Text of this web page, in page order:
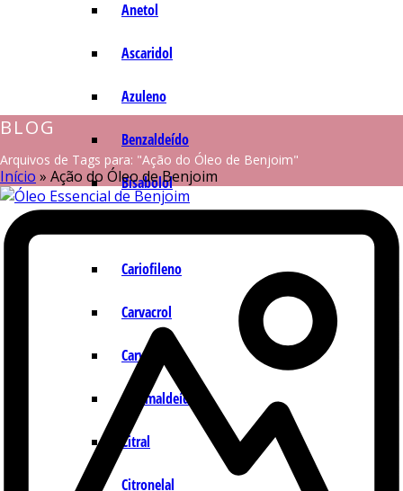
Anetol
Ascaridol
Azuleno
Benzaldeído
Bisabolol
Cariofileno
Carvacrol
Carvona
Cinamaldeído
Citral
Citronelal
BLOG
Arquivos de Tags para: "Ação do Óleo de Benjoim"
Início » Ação do Óleo de Benjoim